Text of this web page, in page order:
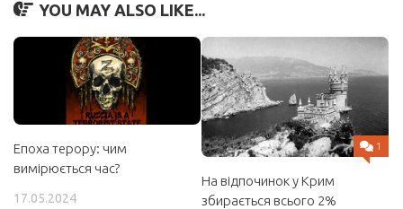
YOU MAY ALSO LIKE...
Епоха терору: чим
вимірюється час?
17.05.2024
1
На відпочинок у Крим
збирається всього 2%